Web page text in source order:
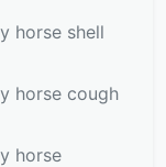
horse shell
horse cough
horse